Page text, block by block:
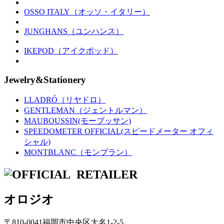
OSSO ITALY（オッソ・イタリー）
JUNGHANS（ユンハンス）
IKEPOD（アイクポッド）
Jewelry&Stationery
LLADRÓ（リヤドロ）
GENTLEMAN（ジェントルマン）
MAUBOUSSIN(モーブッサン)
SPEEDOMETER OFFICIAL(スピードメーター オフィ
シャル)
MONTBLANC（モンブラン）
オロジオ
〒810-0041福岡市中央区大名1-2-5